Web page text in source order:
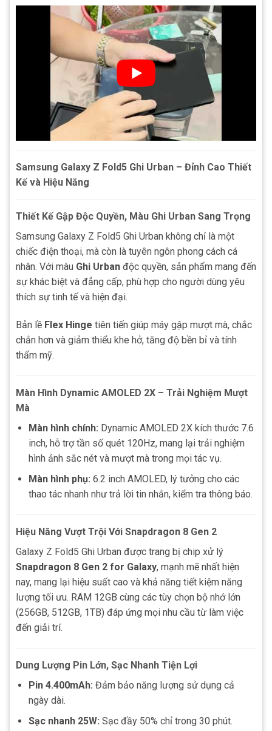
Samsung Galaxy Z Fold5 Ghi Urban – Đỉnh Cao Thiết
Kế và Hiệu Năng
Thiết Kế Gập Độc Quyền, Màu Ghi Urban Sang Trọng
Samsung Galaxy Z Fold5 Ghi Urban không chỉ là một
chiếc điện thoại, mà còn là tuyên ngôn phong cách cá
nhân. Với màu Ghi Urban độc quyền, sản phẩm mang đến
sự khác biệt và đẳng cấp, phù hợp cho người dùng yêu
thích sự tinh tế và hiện đại.
Bản lề Flex Hinge tiên tiến giúp máy gập mượt mà, chắc
chắn hơn và giảm thiểu khe hở, tăng độ bền bỉ và tính
thẩm mỹ.
Màn Hình Dynamic AMOLED 2X – Trải Nghiệm Mượt
Mà
Màn hình chính: Dynamic AMOLED 2X kích thước 7.6
inch, hỗ trợ tần số quét 120Hz, mang lại trải nghiệm
hình ảnh sắc nét và mượt mà trong mọi tác vụ.
Màn hình phụ: 6.2 inch AMOLED, lý tưởng cho các
thao tác nhanh như trả lời tin nhắn, kiểm tra thông báo.
Hiệu Năng Vượt Trội Với Snapdragon 8 Gen 2
Galaxy Z Fold5 Ghi Urban được trang bị chip xử lý
Snapdragon 8 Gen 2 for Galaxy, mạnh mẽ nhất hiện
nay, mang lại hiệu suất cao và khả năng tiết kiệm năng
lượng tối ưu. RAM 12GB cùng các tùy chọn bộ nhớ lớn
(256GB, 512GB, 1TB) đáp ứng mọi nhu cầu từ làm việc
đến giải trí.
Dung Lượng Pin Lớn, Sạc Nhanh Tiện Lợi
Pin 4.400mAh: Đảm bảo năng lượng sử dụng cả
ngày dài.
Sạc nhanh 25W: Sạc đầy 50% chỉ trong 30 phút.